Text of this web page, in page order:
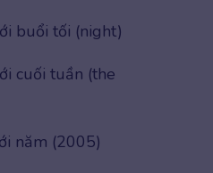
buổi tối (night)
cuối tuần (the
năm (2005)